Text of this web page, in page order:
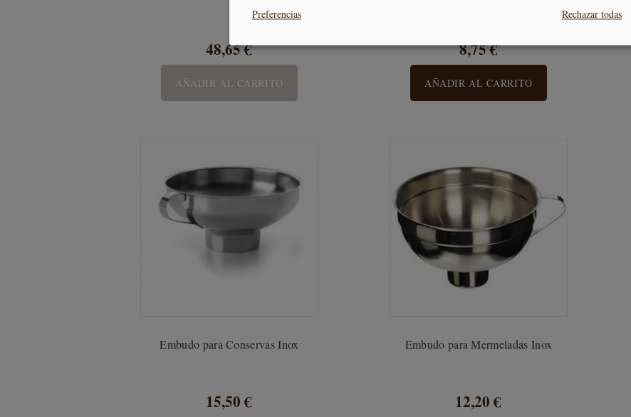
48,65 €
AÑADIR AL CARRITO
8,75 €
AÑADIR AL CARRITO
Embudo para Conservas Inox
15,50 €
Embudo para Mermeladas Inox
12,20 €
Preferencias Rechazar todas